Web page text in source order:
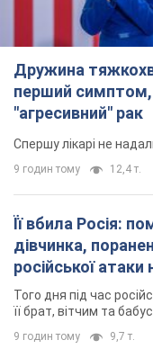
дівчинка,
російської
Того дня під час
її брат, вітчим та
9 годин тому
Чому в СРСР
халати
сенс
8 годин тому 4,3 т.